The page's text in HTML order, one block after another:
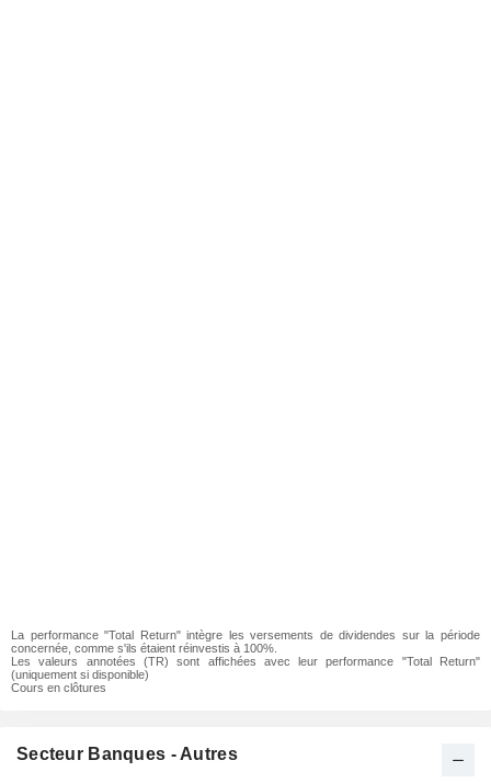
La performance "Total Return" intègre les versements de dividendes sur la période
concernée, comme s'ils étaient réinvestis à 100%.
Les valeurs annotées (TR) sont affichées avec leur performance "Total Return"
(uniquement si disponible)
Cours en clôtures
Secteur Banques - Autres